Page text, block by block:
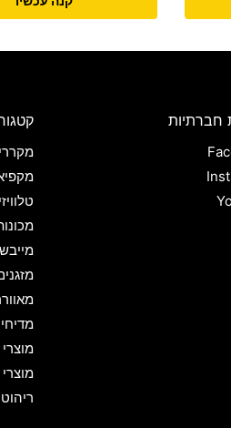
חברתיות